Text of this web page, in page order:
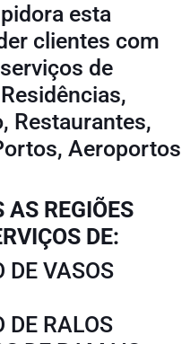
esta
clientes com
de
Restaurantes,
Aeroportos
AS REGIÕES
DE:
DE VASOS
DE RALOS